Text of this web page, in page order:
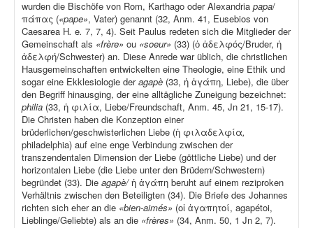
wurden die Bischöfe von Rom, Karthago oder Alexandria papa/
πάπας («pape», Vater) genannt (32, Anm. 41, Eusebios von
Caesarea H. e. 7, 7, 4). Seit Paulus redeten sich die Mitglieder der
Gemeinschaft als «frère» ou «soeur» (33) (ὁ ἀδελφός/Bruder, ἡ
ἀδελφή/Schwester) an. Diese Anrede war üblich, die christlichen
Hausgemeinschaften entwickelten eine Theologie, eine Ethik und
sogar eine Ekklesiologie deragapè (33, ἡ ἀγάπη, Liebe), die über
den Begriff hinausging, der eine alltägliche Zuneigung bezeichnet:
philia (33, ἡ φιλία, Liebe/Freundschaft, Anm. 45, Jn 21, 15-17).
Die Christen haben die Konzeption einer
brüderlichen/geschwisterlichen Liebe (ἡ φιλαδελφία,
philadelphia) auf eine enge Verbindung zwischen der
transzendentalen Dimension der Liebe (göttliche Liebe) und der
horizontalen Liebe (die Liebe unter den Brüdern/Schwestern)
begründet (33). Die agapè/ἡ ἀγάπη beruht auf einem reziproken
Verhältnis zwischen den Beteiligten (34). Die Briefe des Johannes
richten sich eher an die «bien-aimés» (οἱ ἀγαπητοί, agapétoi,
Lieblinge/Geliebte) als an die «frères» (34, Anm. 50, 1 Jn 2, 7).